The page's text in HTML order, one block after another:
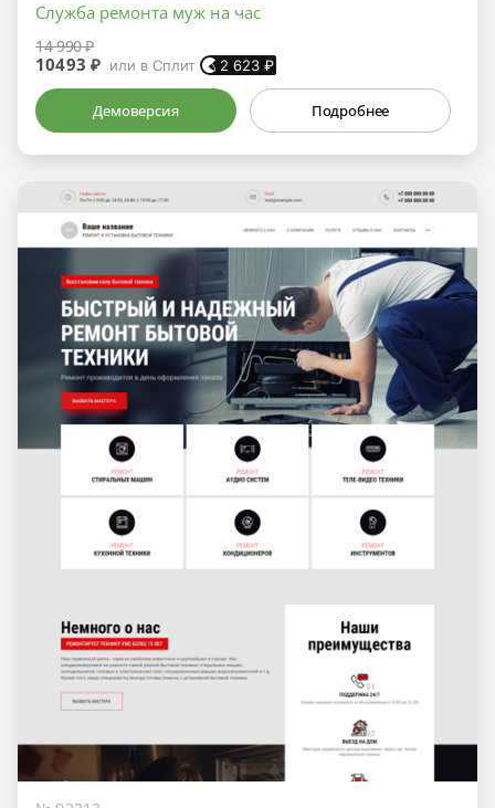
Служба ремонта муж на час
14 990 ₽
10493 ₽ или в Сплит 2 623 ₽
Демоверсия Подробнее